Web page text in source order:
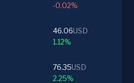
-0.02%
46.06USD
1.12%
76.35USD
2.25%